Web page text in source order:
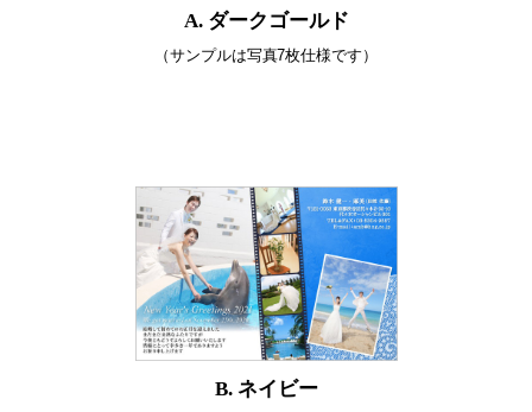
A. ダークゴールド
（サンプルは写真7枚仕様です）
B. ネイビー